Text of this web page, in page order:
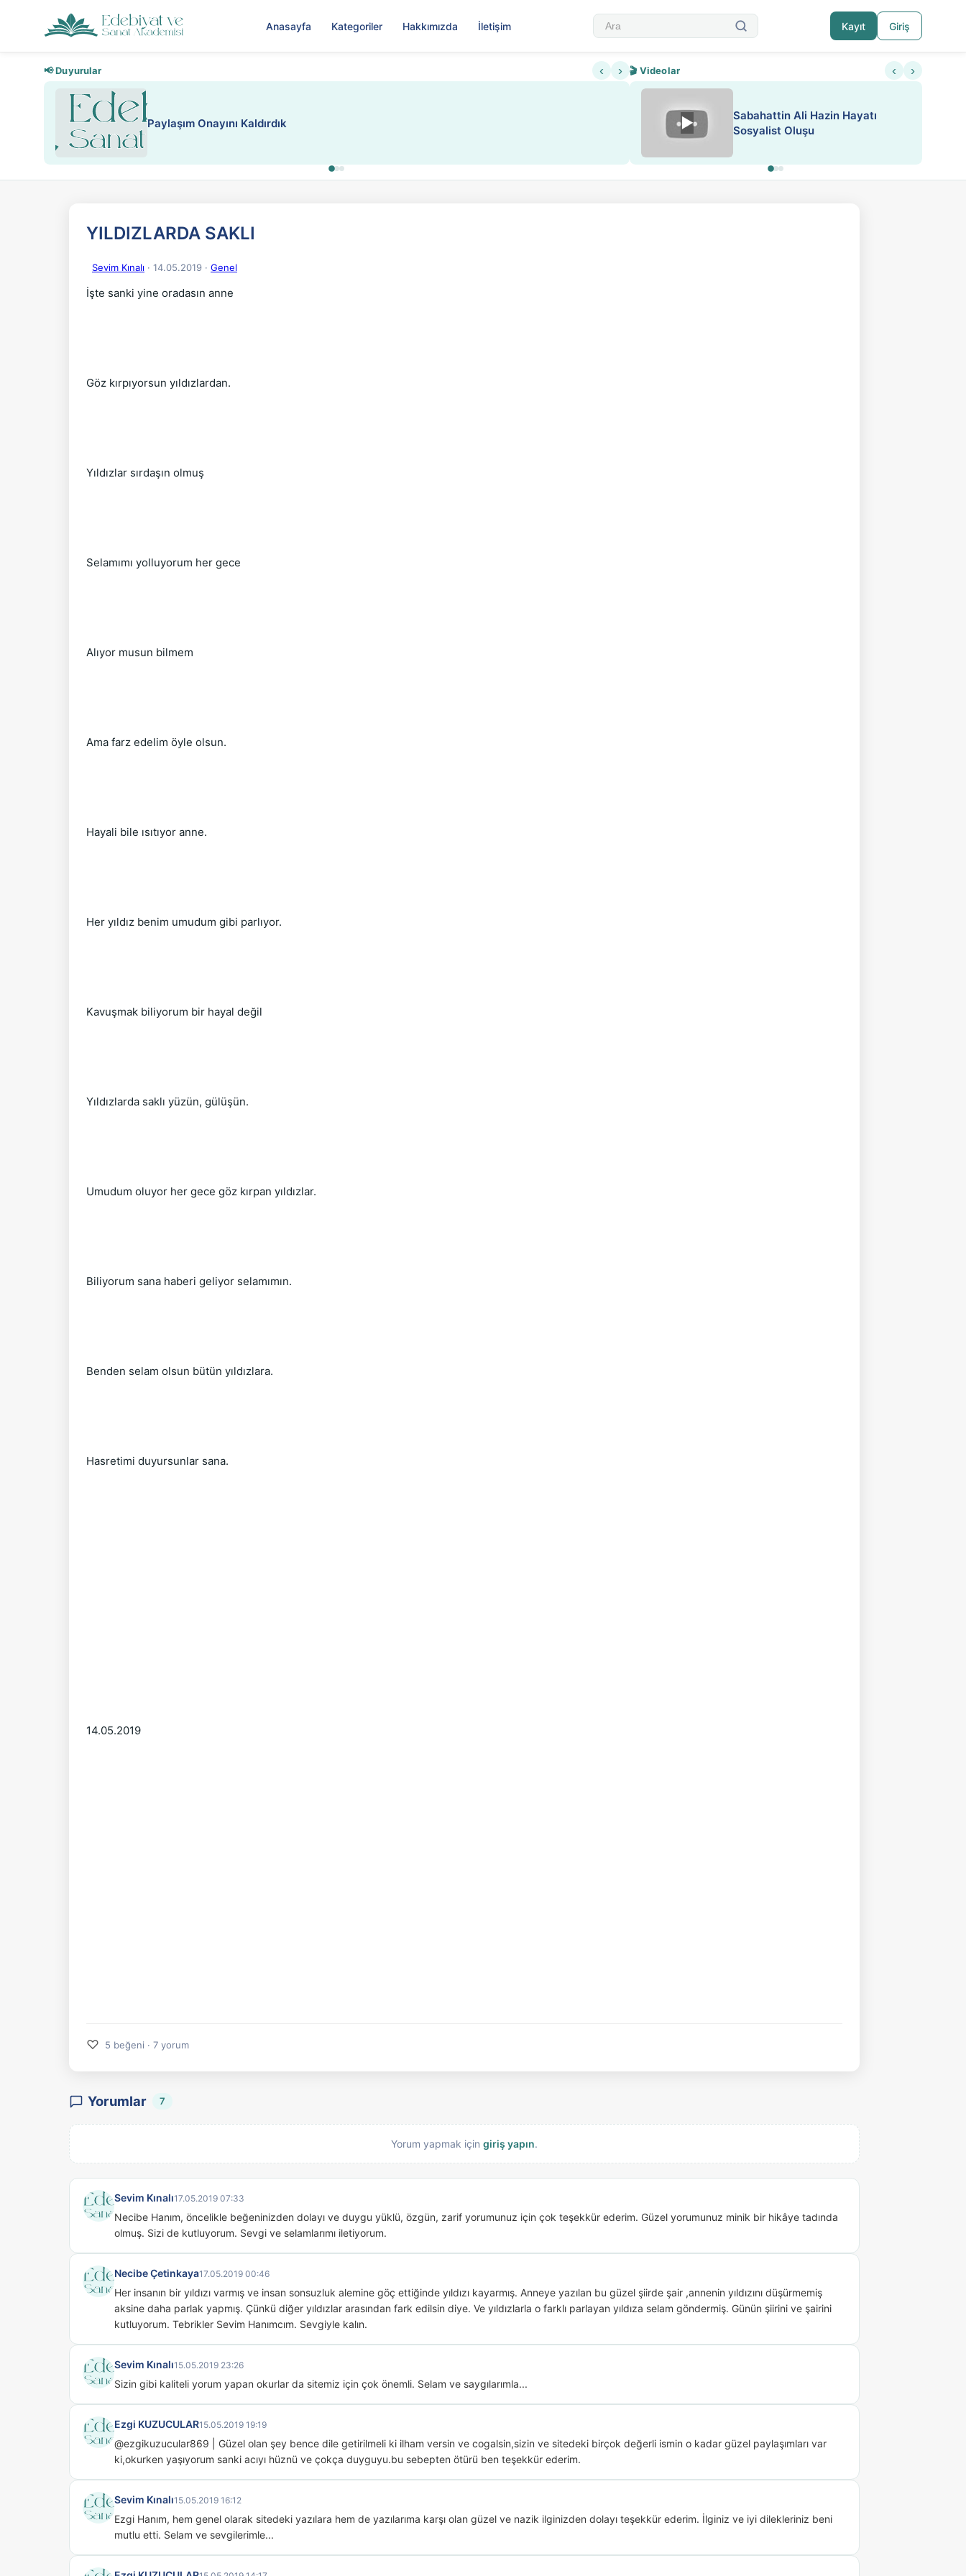
Anasayfa Kategoriler Hakkımızda İletişim Kayıt Giriş
📢 Duyurular ‹ ›
Nadir içeriklere kısıtlama ve kredi sistemi getirildi ESA 'da Sen de Paylaş
🎬 Videolar ‹ ›
▶
ATEŞ YAKMAK KONU ÖZET J.
LONDON
YILDIZLARDA SAKLI
Sevim Kınalı · 14.05.2019 · Genel
İşte sanki yine oradasın anne
Göz kırpıyorsun yıldızlardan.
Yıldızlar sırdaşın olmuş
Selamımı yolluyorum her gece
Alıyor musun bilmem
Ama farz edelim öyle olsun.
Hayali bile ısıtıyor anne.
Her yıldız benim umudum gibi parlıyor.
Kavuşmak biliyorum bir hayal değil
Yıldızlarda saklı yüzün, gülüşün.
Umudum oluyor her gece göz kırpan yıldızlar.
Biliyorum sana haberi geliyor selamımın.
Benden selam olsun bütün yıldızlara.
Hasretimi duyursunlar sana.
14.05.2019
♡ 5 beğeni · 7 yorum
Yorumlar 7
Yorum yapmak için giriş yapın.
Sevim Kınalı17.05.2019 07:33
Necibe Hanım, öncelikle beğeninizden dolayı ve duygu yüklü, özgün, zarif yorumunuz için çok teşekkür ederim. Güzel yorumunuz minik bir hikâye tadında
olmuş. Sizi de kutluyorum. Sevgi ve selamlarımı iletiyorum.
Necibe Çetinkaya17.05.2019 00:46
Her insanın bir yıldızı varmış ve insan sonsuzluk alemine göç ettiğinde yıldızı kayarmış. Anneye yazılan bu güzel şiirde şair ,annenin yıldızını düşürmemiş
aksine daha parlak yapmış. Çünkü diğer yıldızlar arasından fark edilsin diye. Ve yıldızlarla o farklı parlayan yıldıza selam göndermiş. Günün şiirini ve şairini
kutluyorum. Tebrikler Sevim Hanımcım. Sevgiyle kalın.
Sevim Kınalı15.05.2019 23:26
Sizin gibi kaliteli yorum yapan okurlar da sitemiz için çok önemli. Selam ve saygılarımla...
Ezgi KUZUCULAR15.05.2019 19:19
@ezgikuzucular869 | Güzel olan şey bence dile getirilmeli ki ilham versin ve cogalsin,sizin ve sitedeki birçok değerli ismin o kadar güzel paylaşımları var
ki,okurken yaşıyorum sanki acıyı hüznü ve çokça duyguyu.bu sebepten ötürü ben teşekkür ederim.
Sevim Kınalı15.05.2019 16:12
Ezgi Hanım, hem genel olarak sitedeki yazılara hem de yazılarıma karşı olan güzel ve nazik ilginizden dolayı teşekkür ederim. İlginiz ve iyi dilekleriniz beni
mutlu etti. Selam ve sevgilerimle...